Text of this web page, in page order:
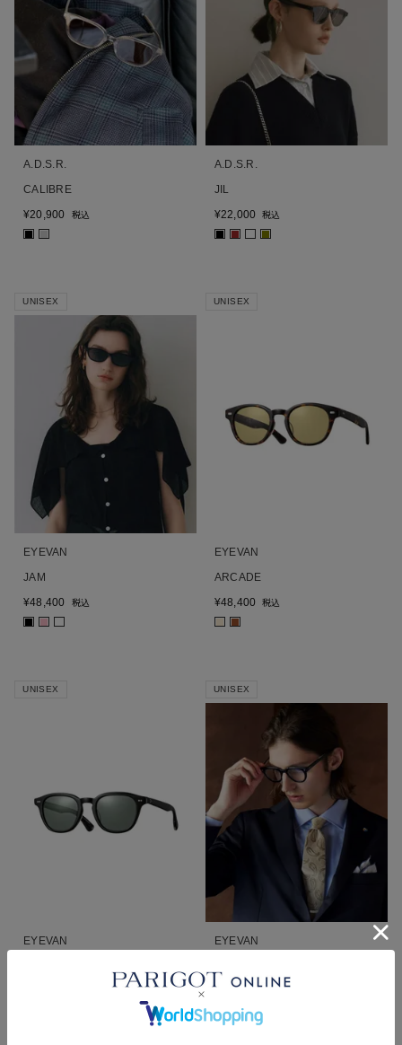
A.D.S.R.
CALIBRE
¥20,900 税込
■
A.D.S.R.
JIL
¥22,000 税込
■ ■ ■
UNISEX
EYEVAN
JAM
¥48,400 税込
■ ■
UNISEX
EYEVAN
ARCADE
¥48,400 税込
■
UNISEX
EYEVAN
UNISEX
EYEVAN
¥
44,000
■ ■